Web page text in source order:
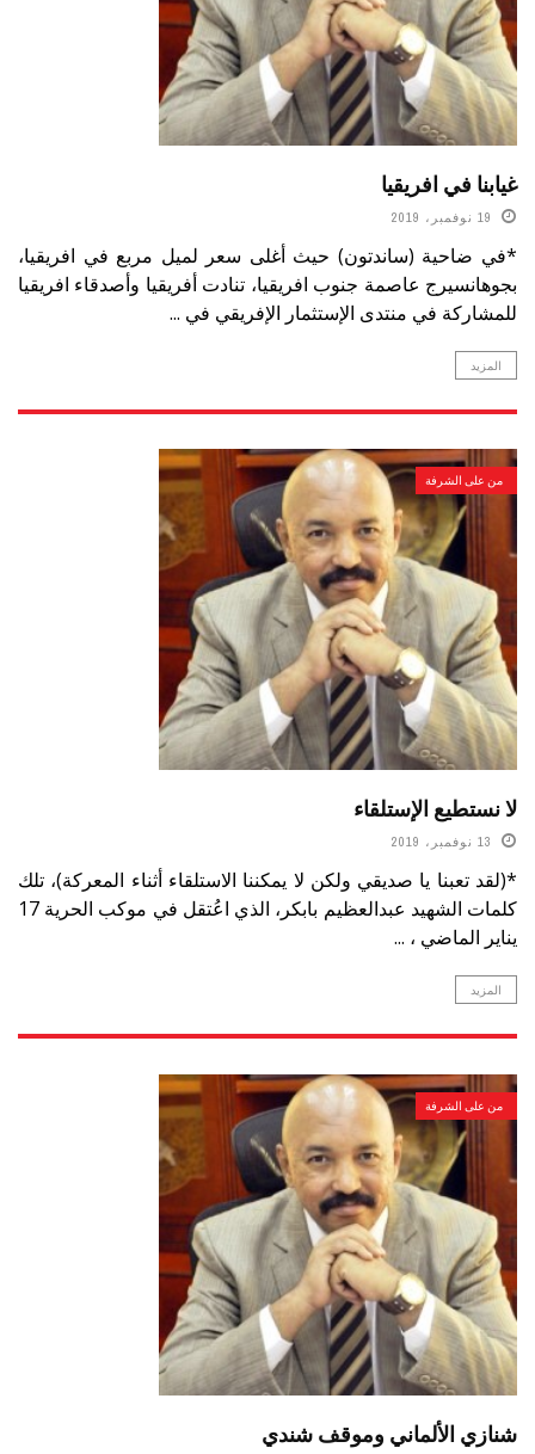
غيابنا في افريقيا
19 نوفمبر، 2019
*في ضاحية (ساندتون) حيث أغلى سعر لميل مربع في افريقيا،
بجوهانسيرج عاصمة جنوب افريقيا، تنادت أفريقيا وأصدقاء افريقيا
للمشاركة في منتدى الإستثمار الإفريقي في ...
المزيد
من على الشرفة
لا نستطيع الإستلقاء
13 نوفمبر، 2019
*(لقد تعبنا يا صديقي ولكن لا يمكننا الاستلقاء أثناء المعركة)، تلك
كلمات الشهيد عبدالعظيم بابكر، الذي اعُتقل في موكب الحرية 17
يناير الماضي ، ...
المزيد
من على الشرفة
شنازي الألماني وموقف شندي